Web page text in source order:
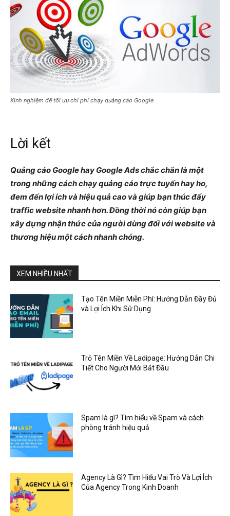
Kinh nghiệm để tối ưu chi phí chạy quảng cáo Google
Lời kết
Quảng cáo Google hay Google Ads chắc chắn là một
trong những cách chạy quảng cáo trực tuyến hay ho,
đem đến lợi ích và hiệu quả cao và giúp bạn thúc đẩy
traffic website nhanh hơn. Đồng thời nó còn giúp bạn
xây dựng nhận thức của người dùng đối với website và
thương hiệu một cách nhanh chóng.
XEM NHIỀU NHẤT
Tạo Tên Miền Miễn Phí: Hướng Dẫn Đầy Đủ
và Lợi Ích Khi Sử Dụng
Trỏ Tên Miền Về Ladipage: Hướng Dẫn Chi
Tiết Cho Người Mới Bắt Đầu
Spam là gì? Tìm hiểu về Spam và cách
phòng tránh hiệu quả
Agency Là Gì? Tìm Hiểu Vai Trò Và Lợi Ích
Của Agency Trong Kinh Doanh